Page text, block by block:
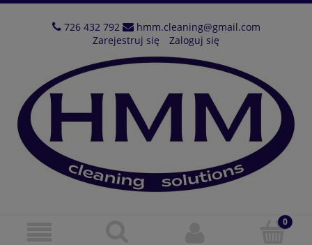
726 432 792
hmm.cleaning@gmail.com
Zarejestruj się
Zaloguj się